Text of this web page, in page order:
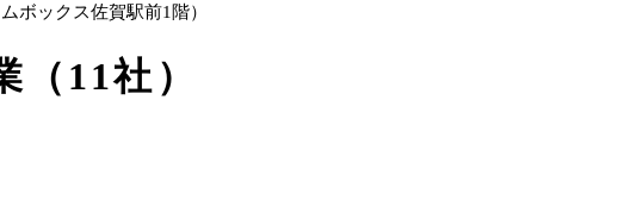
ボックス佐賀駅前1階）
（11社）